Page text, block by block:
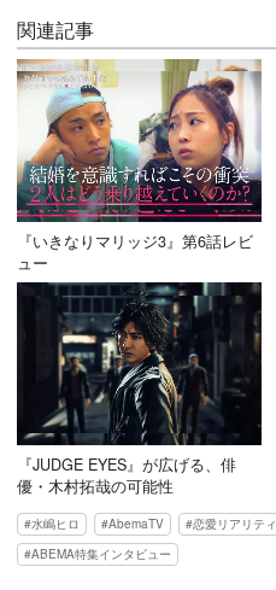
関連記事
『いきなりマリッジ3』第6話レビ
ュー
『JUDGE EYES』が広げる、俳
優・木村拓哉の可能性
水嶋ヒロ AbemaTV 恋愛リアリテ
ABEMA特集インタビュー